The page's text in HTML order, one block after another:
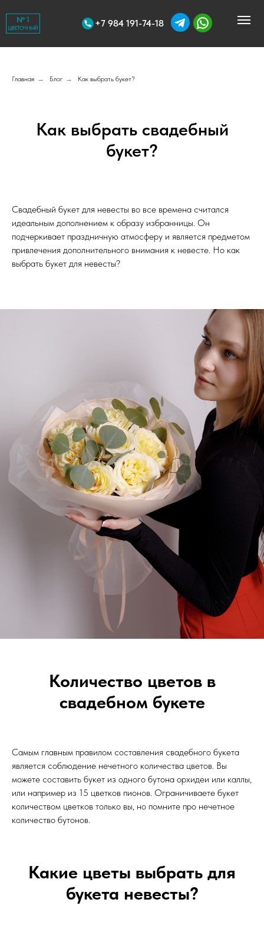
+7 984 191-74-18
Главная → Блог → Как выбрать букет?
Как выбрать свадебный
букет?
Свадебный букет для невесты во все времена считался
идеальным дополнением к образу избранницы. Он
подчеркивает праздничную атмосферу и является предметом
привлечения дополнительного внимания к невесте. Но как
выбрать букет для невесты?
Количество цветов в
свадебном букете
Самым главным правилом составления свадебного букета
является соблюдение нечетного количества цветов. Вы
можете составить букет из одного бутона орхидеи или каллы,
или например из 15 цветков пионов. Ограничиваете букет
количеством цветков только вы, но помните про нечетное
количество бутонов.
Какие цветы выбрать для
букета невесты?